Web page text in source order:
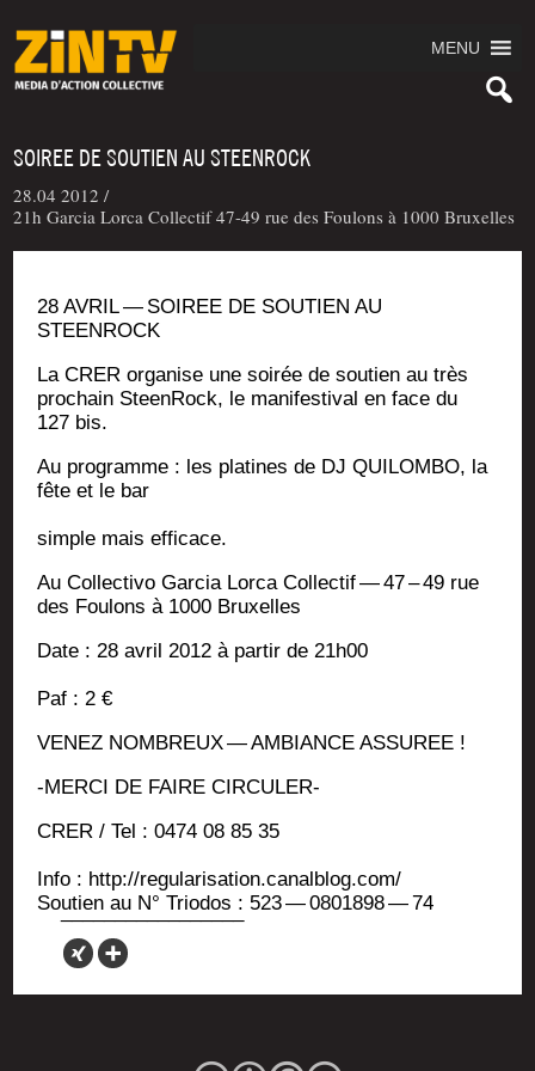
MENU
SOIREE DE SOUTIEN AU STEENROCK
28.04 2012 /
21h Garcia Lorca Collectif 47-49 rue des Foulons à 1000 Bruxelles
28 AVRIL — SOIREE DE SOUTIEN AU
STEENROCK
La CRER orga­nise une soi­rée de sou­tien au très
pro­chain Steen­Rock, le mani­fes­ti­val en face du
127 bis.
Au pro­gramme : les pla­tines de DJ QUILOMBO, la
fête et le bar
simple mais efficace.
Au Col­lec­ti­vo Gar­cia Lor­ca Col­lec­tif — 47 – 49 rue
des Fou­lons à 1000 Bruxelles
Date : 28 avril 2012 à par­tir de 21h00
Paf : 2 €
VENEZ NOMBREUX — AMBIANCE ASSUREE !
-MERCI DE FAIRE CIRCULER-
CRER / Tel : 0474 08 85 35
Info : http://regularisation.canalblog.com/
Sou­tien au N° Trio­dos : 523 — 0801898 — 74